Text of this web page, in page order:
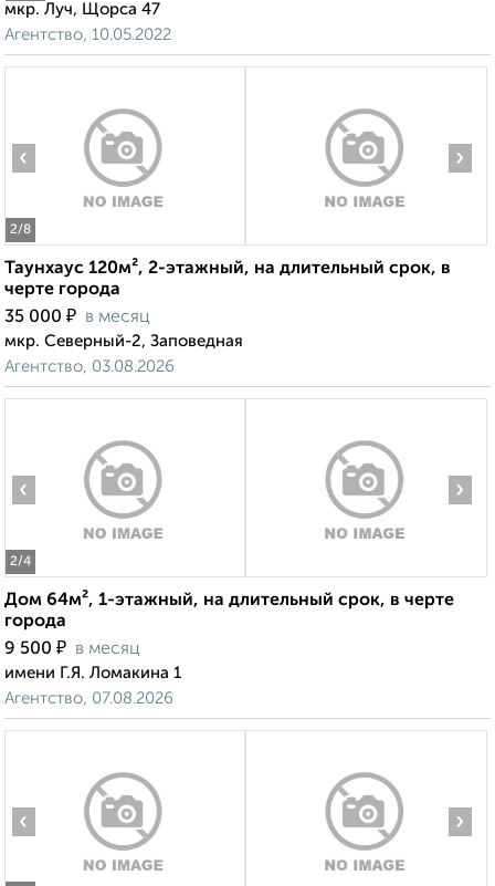
мкр. Луч, Щорса 47
Агентство, 10.05.2022
2/8
‹ ›
Таунхаус 120м², 2-этажный, на длительный срок, в
черте города
35 000 ₽ в месяц
мкр. Северный-2, Заповедная
Агентство, 03.08.2026
2/4
‹ ›
Дом 64м², 1-этажный, на длительный срок, в черте
города
9 500 ₽ в месяц
имени Г.Я. Ломакина 1
Агентство, 07.08.2026
‹ ›